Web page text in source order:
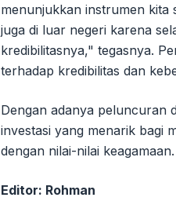
menunjukkan instrumen kita
juga di luar negeri karena
kredibilitasnya," tegasnya.
terhadap kredibilitas dan
Dengan adanya peluncuran
investasi yang menarik bagi
dengan nilai-nilai keagamaan.
Editor: Rohman